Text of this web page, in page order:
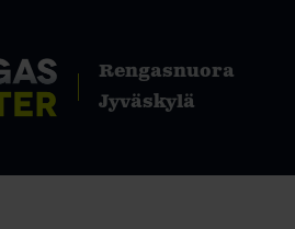
Rengasnuora
Jyväskylä